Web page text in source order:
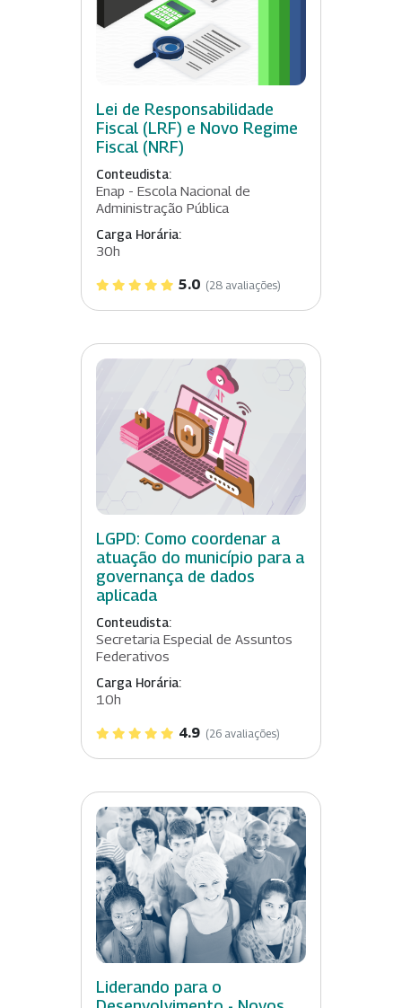
Lei de Responsabilidade
Fiscal (LRF) e Novo Regime
Fiscal (NRF)
Conteudista:
Enap - Escola Nacional de
Administração Pública
Carga Horária:
30h
5.0 (28 avaliações)
LGPD: Como coordenar a
atuação do município para a
governança de dados
aplicada
Conteudista:
Secretaria Especial de Assuntos
Federativos
Carga Horária:
10h
4.9 (26 avaliações)
Liderando para o